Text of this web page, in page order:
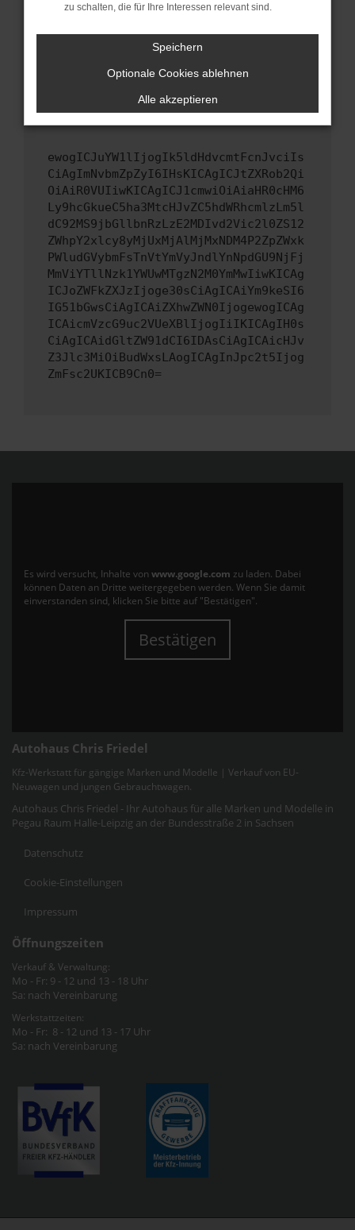
unterstützt werden.
Wende dich an den Webseitenbetreiber.
Wenn du alle oben genannten Schritte versucht
hast, kontaktiere uns bitte. Wir werden
versuchen, das Problem zu beheben. Du kannst
uns diesen Text schicken, um uns bei der
ewogICJuYW1lIjogIk5ldHdvcmtFcnJvciIs
CiAgImNvbmZpZyI6IHsKICAgICJtZXRob2Qi
OiAiR0VUIiwKICAgICJ1cmwiOiAiaHR0cHM6
Ly9hcGkueC5ha3MtcHJvZC5hdWRhcmlzLm5l
dC92MS9jbGllbnRzLzE2MDIvd2Vic2l0ZS12
ZWhpY2xlcy8yMjUxMjAlMjMxNDM4P2ZpZWxk
PWludGVybmFsTnVtYmVyJndlYnNpdGU9NjFj
MmViYTllNzk1YWUwMTgzN2M0YmMwIiwKICAg
ICJoZWFkZXJzIjoge30sCiAgICAiYm9keSI6
IG51bGwsCiAgICAiZXhwZWN0IjogewogICAg
ICAicmVzcG9uc2VUeXBlIjogIiIKICAgIH0s
CiAgICAidGltZW91dCI6IDAsCiAgICAicHJv
Z3Jlc3MiOiBudWxsLAogICAgInJpc2t5Ijog
ZmFsc2UKICB9Cn0=
Es wird versucht, Inhalte von www.google.com zu laden. Dabei
können Daten an Dritte weitergegeben werden. Wenn Sie damit
einverstanden sind, klicken Sie bitte auf "Bestätigen".
Bestätigen
Autohaus Chris Friedel
Kfz-Werkstatt für gängige Marken und Modelle | Verkauf von EU-
Neuwagen und jungen Gebrauchtwagen.
Autohaus Chris Friedel - Ihr Autohaus für alle Marken und Modelle in
Pegau Raum Halle-Leipzig an der Bundesstraße 2 in Sachsen
Datenschutz
Cookie-Einstellungen
Impressum
Öffnungszeiten
Verkauf & Verwaltung:
Mo - Fr: 9 - 12 und 13 - 18 Uhr
Sa: nach Vereinbarung
Werkstattzeiten:
Mo - Fr: 8 - 12 und 13 - 17 Uhr
Sa: nach Vereinbarung
zu schalten, die für Ihre Interessen relevant sind.
Speichern
Optionale Cookies ablehnen
Alle akzeptieren